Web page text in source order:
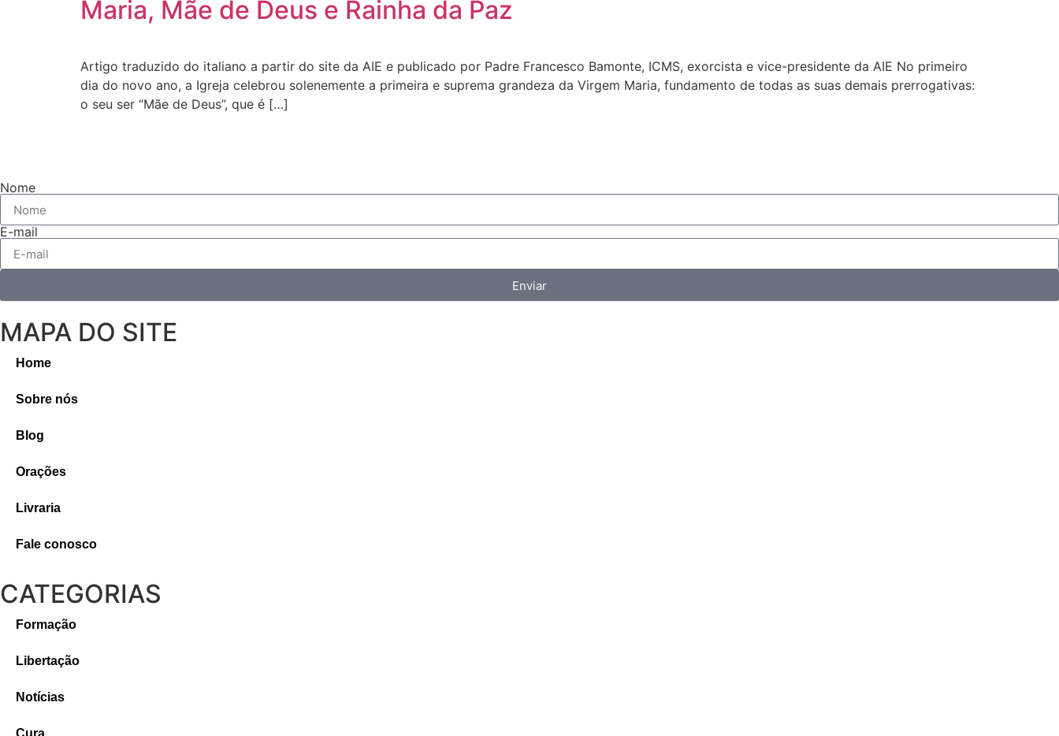
Maria, Mãe de Deus e Rainha da Paz
Artigo traduzido do italiano a partir do site da AIE e publicado por Padre Francesco Bamonte, ICMS, exorcista e vice-presidente da AIE No primeiro
dia do novo ano, a Igreja celebrou solenemente a primeira e suprema grandeza da Virgem Maria, fundamento de todas as suas demais prerrogativas:
o seu ser “Mãe de Deus”, que é […]
Nome
E-mail
Enviar
MAPA DO SITE
Home
Sobre nós
Blog
Orações
Livraria
Fale conosco
CATEGORIAS
Formação
Libertação
Notícias